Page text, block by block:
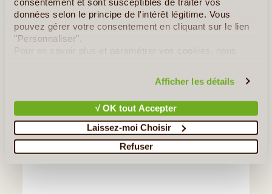
données selon le principe de l'intérêt légitime. Vous
pouvez gérer votre consentement en cliquant sur le lien
"Personnaliser".
Pour en savoir plus et paramétrer vos cookies, nous
Afficher les détails
√ OK tout Accepter
Laissez-moi Choisir
Refuser
MAGALI ET SON COMPAGNON
DU 08/03/2010 AU 20/03/2010
J'ai choisi de voyager au Cambodge avec l'agence "SOLEIL
choisi un itinéraire entre Phnom Pen, le Mondolkiri, Siem Reap
Lire la suite ≻